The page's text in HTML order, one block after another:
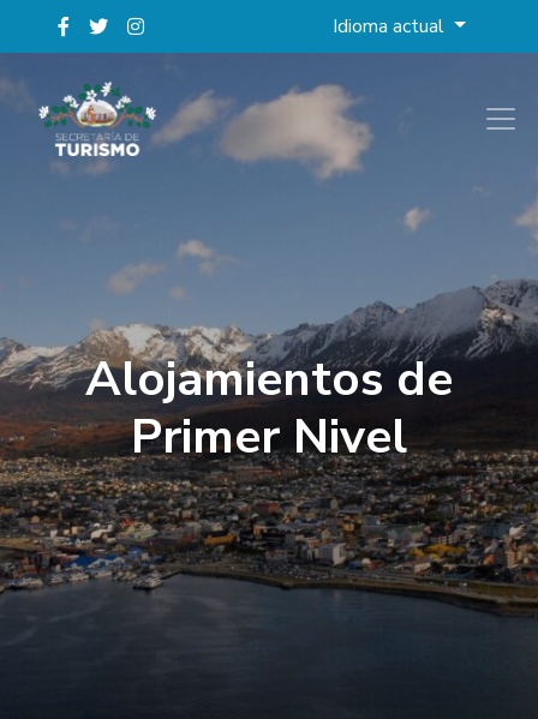
Idioma actual
Alojamientos de
Primer Nivel